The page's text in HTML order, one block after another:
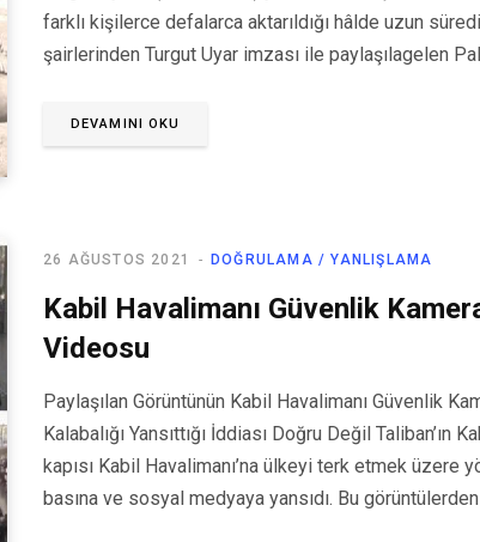
farklı kişilerce defalarca aktarıldığı hâlde uzun
şairlerinden Turgut Uyar imzası ile paylaşılagelen
DEVAMINI OKU
DOĞRULAMA / YANLIŞLAMA
26 AĞUSTOS 2021
Kabil Havalimanı Güvenlik
Videosu
Paylaşılan Görüntünün Kabil Havalimanı Güvenlik
Kalabalığı Yansıttığı İddiası Doğru Değil Taliban’ın
kapısı Kabil Havalimanı’na ülkeyi terk etmek
basına ve sosyal medyaya yansıdı. Bu